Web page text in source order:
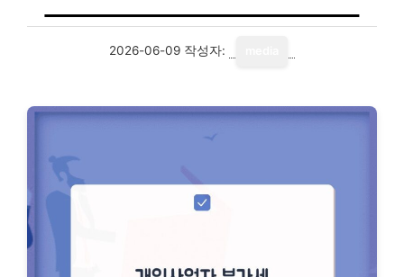
2026-06-09 작성자: